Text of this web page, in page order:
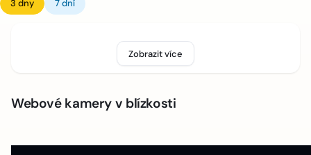
3 dny 7 dní
Zobrazit více
Webové kamery v blízkosti